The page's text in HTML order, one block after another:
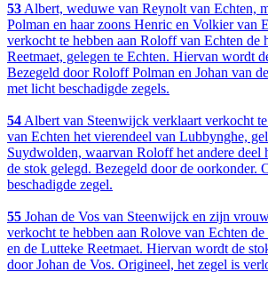
53Albert, weduwe van Reynolt van Echten,
Polman en haar zoons Henric en Volkier van
verkocht te hebben aan Roloff van Echten de
Reetmaet, gelegen te Echten. Hiervan wordt
Bezegeld door Roloff Polman en Johan van
met licht beschadigde zegels.
54Albert van Steenwijck verklaart verkocht
van Echten het vierendeel van Lubbynghe,
Suydwolden, waarvan Roloff het andere deel
de stok gelegd. Bezegeld door de oorkonder.
beschadigde zegel.
55 Johan de Vos van Steenwijck en zijn
verkocht te hebben aan Rolove van Echten
en de Lutteke Reetmaet. Hiervan wordt de
door Johan de Vos. Origineel, het zegel is